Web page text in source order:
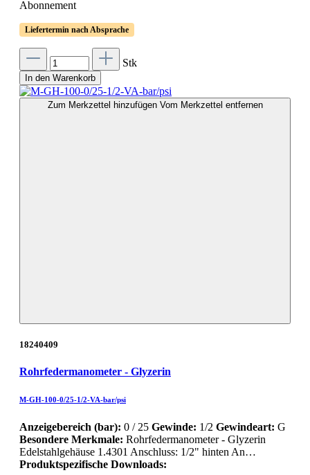
Abonnement
Liefertermin nach Absprache
Stk
In den Warenkorb
Zum Merkzettel hinzufügen Vom Merkzettel entfernen
18240409
Rohrfedermanometer - Glyzerin
M-GH-100-0/25-1/2-VA-bar/psi
Anzeigebereich (bar): 0 / 25 Gewinde: 1/2 Gewindeart: G
Besondere Merkmale: Rohrfedermanometer - Glyzerin
Edelstahlgehäuse 1.4301 Anschluss: 1/2" hinten An…
Produktspezifische Downloads: